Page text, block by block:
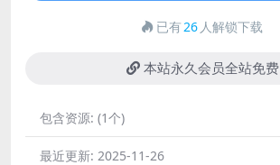
已有26 人解锁下载
本站永久会员全站免费
包含资源: (1个)
最近更新: 2025-11-26